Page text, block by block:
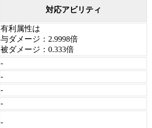
対応アビリティ
有利属性は
与ダメージ：2.9998倍
被ダメージ：0.333倍
-
-
-
-
-